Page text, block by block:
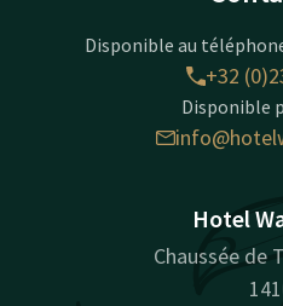
Disponible au
+32
Disponible
Hotel
Chaussée de